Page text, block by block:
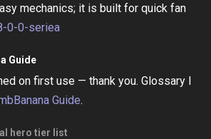
mechanics; it is built for quick fan
0-0-seriea
Guide
on first use — thank you. Glossary I
Guide.
hero tier list